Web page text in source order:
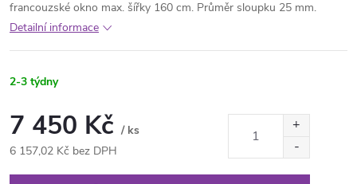
francouzské okno max. šířky 160 cm. Průměr sloupku 25 mm.
Detailní informace
2-3 týdny
7 450 Kč / ks
6 157,02 Kč bez DPH